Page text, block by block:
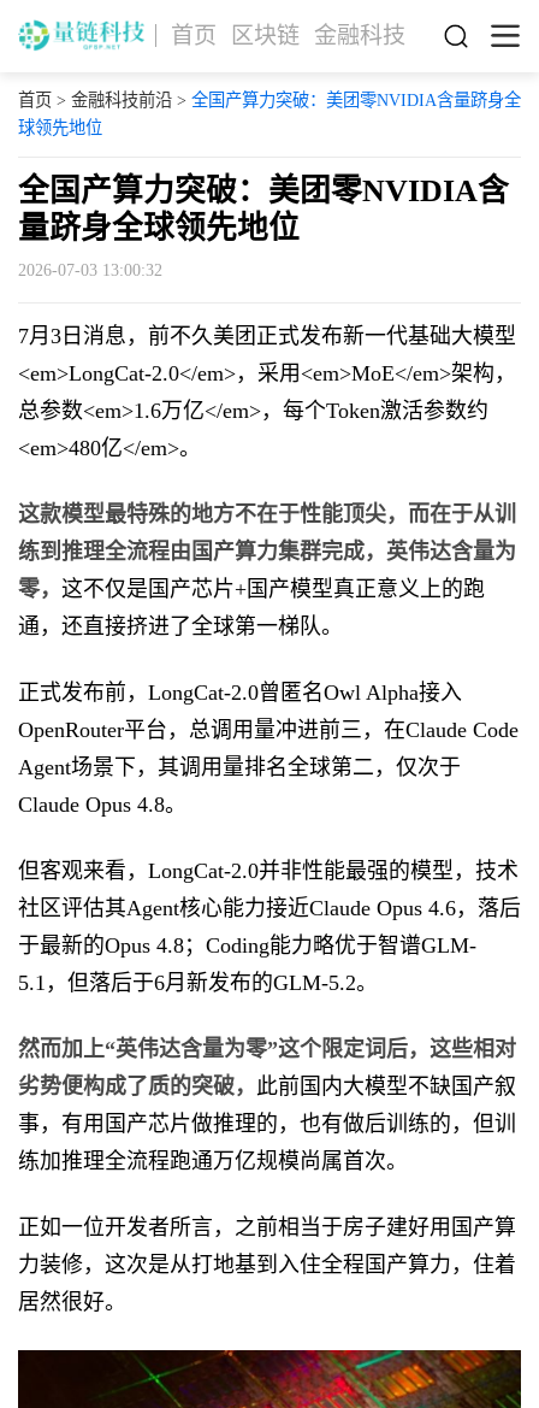
首页 区块链 金融科技
首页 > 金融科技前沿> 全国产算力突破：美团零NVIDIA含量跻身全
球领先地位
全国产算力突破：美团零NVIDIA含
量跻身全球领先地位
2026-07-03 13:00:32
7月3日消息，前不久美团正式发布新一代基础大模型
<em>LongCat-2.0</em>，采用<em>MoE</em>架构，
总参数<em>1.6万亿</em>，每个Token激活参数约
<em>480亿</em>。
这款模型最特殊的地方不在于性能顶尖，而在于从训
练到推理全流程由国产算力集群完成，英伟达含量为
零， 这不仅是国产芯片+国产模型真正意义上的跑
通，还直接挤进了全球第一梯队。
正式发布前，LongCat-2.0曾匿名Owl Alpha接入
OpenRouter平台，总调用量冲进前三，在Claude Code
Agent场景下，其调用量排名全球第二，仅次于
Claude Opus 4.8。
但客观来看，LongCat-2.0并非性能最强的模型，技术
社区评估其Agent核心能力接近Claude Opus 4.6，落后
于最新的Opus 4.8；Coding能力略优于智谱GLM-
5.1，但落后于6月新发布的GLM-5.2。
然而加上“英伟达含量为零”这个限定词后，这些相对
劣势便构成了质的突破，
此前国内大模型不缺国产叙
事，有用国产芯片做推理的，也有做后训练的，但训
练加推理全流程跑通万亿规模尚属首次。
正如一位开发者所言，之前相当于房子建好用国产算
力装修，这次是从打地基到入住全程国产算力，住着
居然很好。